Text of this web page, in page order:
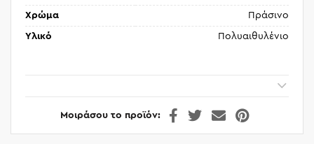
Χρώμα Πράσινο
Υλικό Πολυαιθυλένιο
Μοιράσου το προϊόν